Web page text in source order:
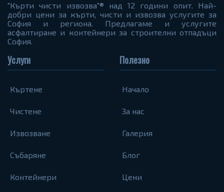
"Кърти чисти извозва"® над 12 години опит. Най-
добри цени за кърти, чисти и извозва услугите за
София и региона. Предлагаме и услугите
асфалтиране и контейнери за строителни отпадъци
София.
Услуги
Къртене
Чистене
Извозване
Събаряне
Контейнери
Полезно
Начало
За нас
Галерия
Блог
Цени